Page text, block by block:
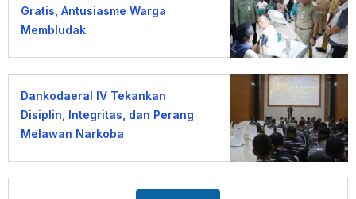
Gratis, Antusiasme Warga
Membludak
Dankodaeral IV Tekankan
Disiplin, Integritas, dan Perang
Melawan Narkoba